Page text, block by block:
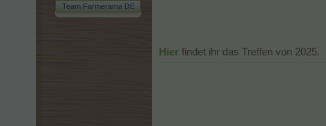
Team Farmerama DE
Hier findet ihr das Treffen von 2025.